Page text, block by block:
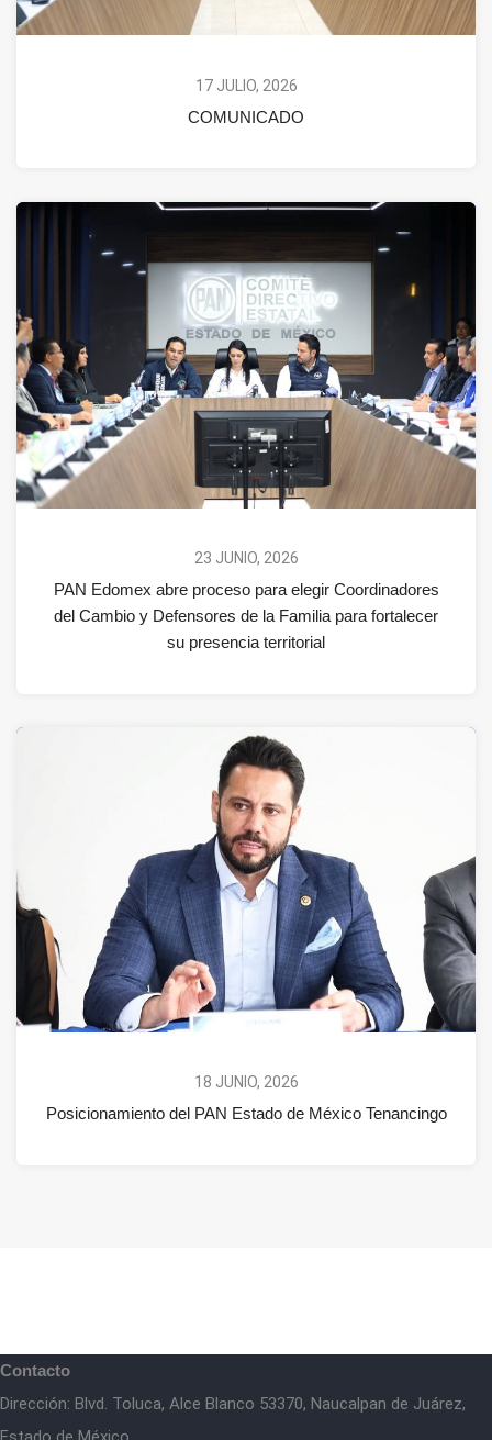
17 JULIO, 2026
COMUNICADO
23 JUNIO, 2026
PAN Edomex abre proceso para elegir Coordinadores
del Cambio y Defensores de la Familia para fortalecer
su presencia territorial
18 JUNIO, 2026
Posicionamiento del PAN Estado de México Tenancingo
Contacto
Dirección: Blvd. Toluca, Alce Blanco 53370, Naucalpan de Juárez,